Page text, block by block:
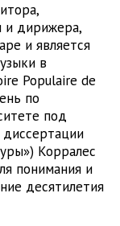
и дирижера,
и является
в
Populaire de
по
под
Корралес
понимания и
десятилетия